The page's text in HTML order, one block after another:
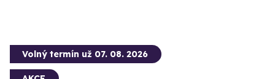
Volný termín už 07. 08. 2026